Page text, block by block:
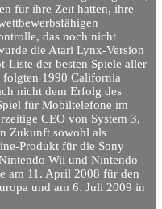
für ihre Zeit hatten, ihre
das noch nicht
die Atari Lynx-Version
Liste der besten Spiele aller
folgten 1990 California
nicht dem Erfolg des
für Mobiltelefone im
CEO von System 3,
Zukunft sowohl als
Produkt für die Sony
Wii und Nintendo
am 11. April 2008 für den
und am 6. Juli 2009 in